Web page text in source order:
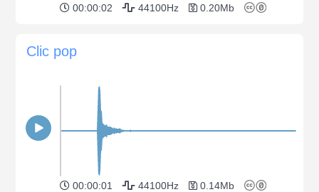
00:00:02 44100Hz 0.20Mb
Clic pop
00:00:01 44100Hz 0.14Mb